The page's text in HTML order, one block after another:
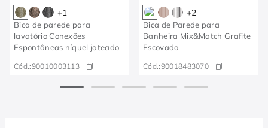
+1
Bica de parede para
lavatório Conexões
Espontâneas níquel jateado
Cód.:90010003113
+2
Bica de Parede para
Banheira Mix&Match Grafite
Escovado
Cód.:90018483070